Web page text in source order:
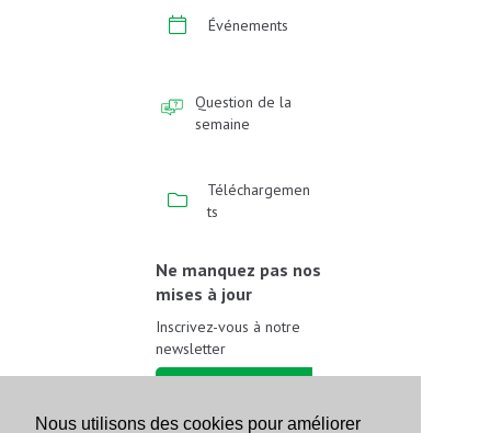
Nous utilisons des cookies pour améliorer
Événements
Question de la
semaine
Téléchargemen
ts
Ne manquez pas nos
mises à jour
Inscrivez-vous à notre
newsletter